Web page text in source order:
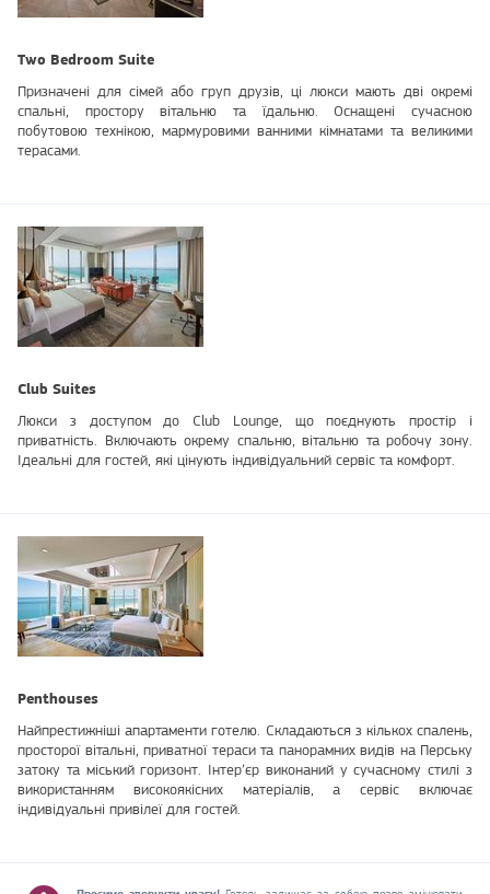
Two Bedroom Suite
Призначені для сімей або груп друзів, ці люкси мають дві окремі
спальні, простору вітальню та їдальню. Оснащені сучасною
побутовою технікою, мармуровими ванними кімнатами та великими
терасами.
Club Suites
Люкси з доступом до Club Lounge, що поєднують простір і
приватність. Включають окрему спальню, вітальню та робочу зону.
Ідеальні для гостей, які цінують індивідуальний сервіс та комфорт.
Penthouses
Найпрестижніші апартаменти готелю. Складаються з кількох спалень,
просторої вітальні, приватної тераси та панорамних видів на Перську
затоку та міський горизонт. Інтер’єр виконаний у сучасному стилі з
використанням високоякісних матеріалів, а сервіс включає
індивідуальні привілеї для гостей.